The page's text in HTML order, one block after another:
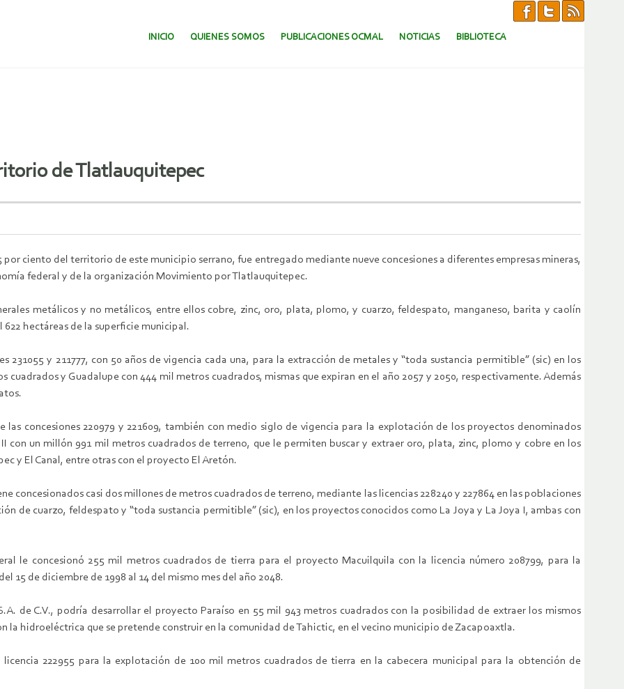
SALTAR AL CONTENIDO.
INICIO QUIENES SOMOS PUBLICACIONES OCMAL NOTICIAS BIBLIOTECA
de Tlatlauquitepec
por ciento del territorio de este municipio serrano, fue entregado mediante nueve concesiones a diferentes empresas mineras,
federal y de la organización Movimiento por Tlatlauquitepec.
metálicos y no metálicos, entre ellos cobre, zinc, oro, plata, plomo, y cuarzo, feldespato, manganeso, barita y caolín
hectáreas de la superficie municipal.
231055 y 211777, con 50 años de vigencia cada una, para la extracción de metales y “toda sustancia permitible” (sic) en los
cuadrados y Guadalupe con 444 mil metros cuadrados, mismas que expiran en el año 2057 y 2050, respectivamente. Además
concesiones 220979 y 221609, también con medio siglo de vigencia para la explotación de los proyectos denominados
con un millón 991 mil metros cuadrados de terreno, que le permiten buscar y extraer oro, plata, zinc, plomo y cobre en los
y El Canal, entre otras con el proyecto El Aretón.
concesionados casi dos millones de metros cuadrados de terreno, mediante las licencias 228240 y 227864 en las poblaciones
de cuarzo, feldespato y “toda sustancia permitible” (sic), en los proyectos conocidos como La Joya y La Joya I, ambas con
le concesionó 255 mil metros cuadrados de tierra para el proyecto Macuilquila con la licencia número 208799, para la
15 de diciembre de 1998 al 14 del mismo mes del año 2048.
de C.V., podría desarrollar el proyecto Paraíso en 55 mil 943 metros cuadrados con la posibilidad de extraer los mismos
la hidroeléctrica que se pretende construir en la comunidad de Tahictic, en el vecino municipio de Zacapoaxtla.
222955 para la explotación de 100 mil metros cuadrados de tierra en la cabecera municipal para la obtención de